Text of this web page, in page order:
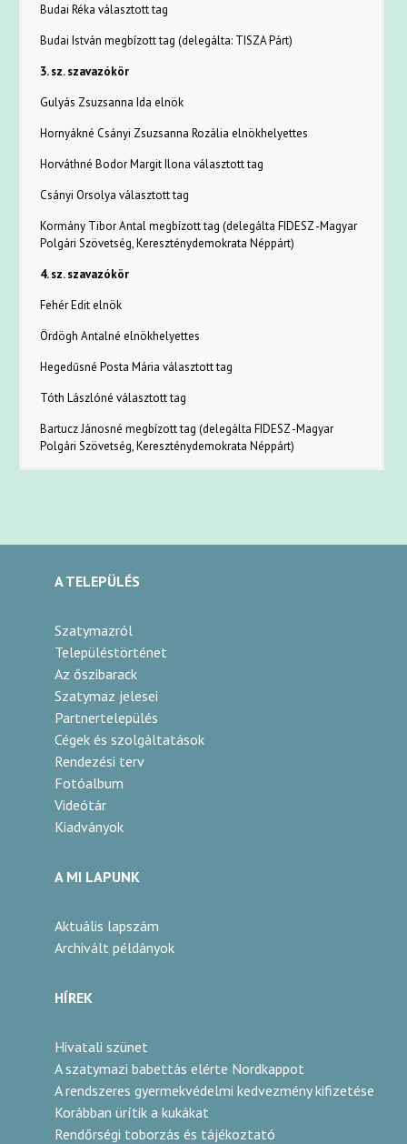
Budai Réka választott tag
Budai István megbízott tag (delegálta: TISZA Párt)
3. sz. szavazókör
Gulyás Zsuzsanna Ida elnök
Hornyákné Csányi Zsuzsanna Rozália elnökhelyettes
Horváthné Bodor Margit Ilona választott tag
Csányi Orsolya választott tag
Kormány Tibor Antal megbízott tag (delegálta FIDESZ -Magyar
Polgári Szövetség, Kereszténydemokrata Néppárt)
4. sz. szavazókör
Fehér Edit elnök
Ördögh Antalné elnökhelyettes
Hegedűsné Posta Mária választott tag
Tóth Lászlóné választott tag
Bartucz Jánosné megbízott tag (delegálta FIDESZ -Magyar
Polgári Szövetség, Kereszténydemokrata Néppárt)
A TELEPÜLÉS
Szatymazról
Településtörténet
Az őszibarack
Szatymaz jelesei
Partnertelepülés
Cégek és szolgáltatások
Rendezési terv
Fotóalbum
Videótár
Kiadványok
A MI LAPUNK
Aktuális lapszám
Archivált példányok
HÍREK
Hivatali szünet
A szatymazi babettás elérte Nordkappot
A rendszeres gyermekvédelmi kedvezmény kifizetése
Korábban ürítik a kukákat
Rendőrségi toborzás és tájékoztató